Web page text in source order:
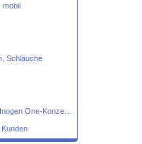
mobil
Schläuche
One-Konzentratoren